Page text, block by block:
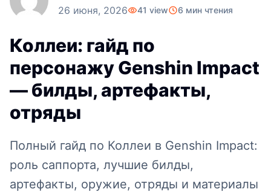
26 июня, 2026 41 view 6 мин чтения
Коллеи: гайд по
персонажу Genshin Impact
— билды, артефакты,
отряды
Полный гайд по Коллеи в Genshin Impact:
роль саппорта, лучшие билды,
артефакты, оружие, отряды и материалы